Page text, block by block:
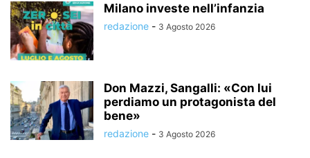
Milano investe nell’infanzia
redazione - 3 Agosto 2026
Don Mazzi, Sangalli: «Con lui
perdiamo un protagonista del
bene»
redazione - 3 Agosto 2026